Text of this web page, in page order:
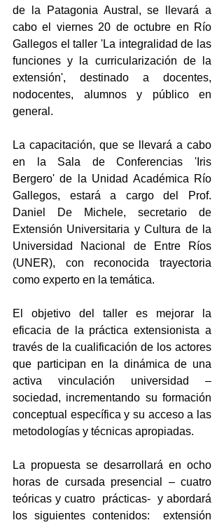
de la Patagonia Austral, se llevará a
cabo el viernes 20 de octubre en Río
Gallegos el taller 'La integralidad de las
funciones y la curricularización de la
extensión', destinado a docentes,
nodocentes, alumnos y público en
general.
La capacitación, que se llevará a cabo
en la Sala de Conferencias 'Iris
Bergero' de la Unidad Académica Río
Gallegos, estará a cargo del Prof.
Daniel De Michele, secretario de
Extensión Universitaria y Cultura de la
Universidad Nacional de Entre Ríos
(UNER), con reconocida trayectoria
como experto en la temática.
El objetivo del taller es mejorar la
eficacia de la práctica extensionista a
través de la cualificación de los actores
que participan en la dinámica de una
activa vinculación universidad –
sociedad, incrementando su formación
conceptual específica y su acceso a las
metodologías y técnicas apropiadas.
La propuesta se desarrollará en ocho
horas de cursada presencial – cuatro
teóricas y cuatro  prácticas-  y abordará
los siguientes contenidos:  extensión